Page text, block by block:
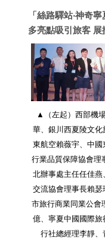
「絲路驛站‧神奇
多亮點吸引旅客
▲（左起）西部機
華、銀川西夏陵文
東航空賴薇宇、中
行業品質保障協會理
北辦事處主任任佳
交流協會理事長賴
市旅行商業同業公會
億、寧夏中國國際
行社總經理李靜、